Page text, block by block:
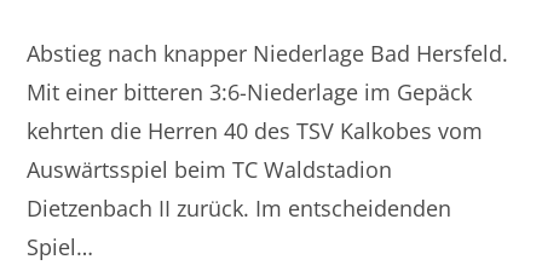
Abstieg nach knapper Niederlage Bad Hersfeld.
Mit einer bitteren 3:6-Niederlage im Gepäck
kehrten die Herren 40 des TSV Kalkobes vom
Auswärtsspiel beim TC Waldstadion
Dietzenbach II zurück. Im entscheidenden
Spiel…